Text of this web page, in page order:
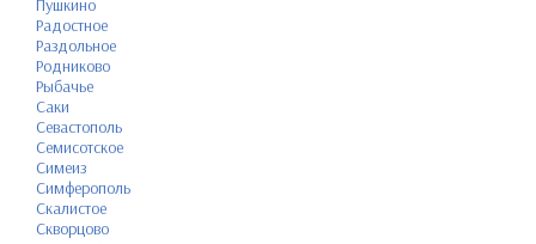
Радостное
Раздольное
Родниково
Рыбачье
Саки
Севастополь
Семисотское
Симеиз
Симферополь
Скалистое
Скворцово